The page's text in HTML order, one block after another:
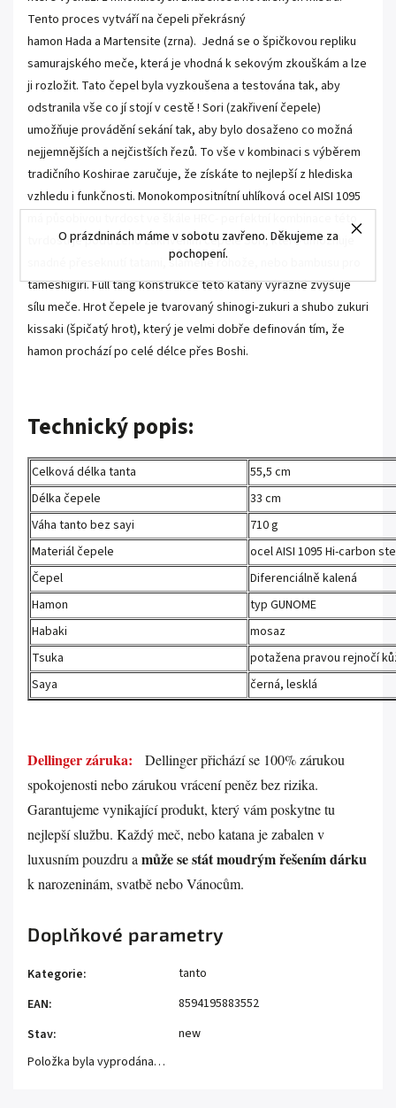
O prázdninách máme v sobotu zavřeno. Děkujeme za
pochopení.
Tento proces vytváří na čepeli překrásný
hamon Hada a Martensite (zrna). Jedná se o špičkovou repliku
samurajského meče, která je vhodná k sekovým zkouškám a lze
ji rozložit. Tato čepel byla vyzkoušena a testována tak, aby
odstranila vše co jí stojí v cestě ! Sori (zakřivení čepele)
umožňuje provádění sekání tak, aby bylo dosaženo co možná
nejjemnějších a nejčistších řezů. To vše v kombinaci s výběrem
tradičního Koshirae zaručuje, že získáte to nejlepší z hlediska
vzhledu i funkčnosti. Monokompositnítníuhlíková ocel AISI 1095
tvrdosti je podtrženo zakřivením čepele Sori, které umožňuje
snadné přeseknutí tatami, slaměné rohože, nebo bambusu pro
tameshigiri. Full tang konstrukce této katany výrazně zvyšuje
sílu meče. Hrot čepele je tvarovaný shinogi-zukuri a shubo zukuri
kissaki (špičatý hrot), který je velmi dobře definován tím, že
hamon prochází po celé délce přes Boshi.
Technický popis:
Celková délka tanta
55,5 cm
Délka čepele
33 cm
Váha tanto bez sayi
710 g
Materiál čepele
ocel AISI 1095 Hi-carbon
Čepel
Diferenciálně kalená
Hamon
typ GUNOME
Habaki
mosaz
Tsuka
potažena pravou rejnočí
Saya
černá, lesklá
Dellinger záruka:
Dellinger přichází se 100% zárukou
spokojenosti nebo zárukou vrácení peněz bez rizika.
Garantujeme vynikající produkt, který vám poskytne tu
nejlepší službu. Každý meč, nebo katana je zabalen v
luxusním pouzdru a může se stát moudrým řešením dárku
k narozeninám, svatbě nebo Vánocům.
Doplňkové parametry
Kategorie:
tanto
EAN:
8594195883552
Stav:
new
Položka byla vyprodána…